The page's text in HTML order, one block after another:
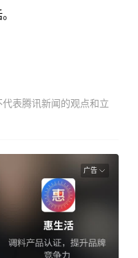
表腾讯新闻的观点和立
广告